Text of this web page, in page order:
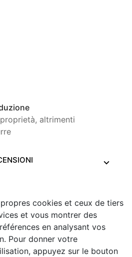
altrimenti
cookies et ceux de tiers
et vous montrer des
en analysant vos
Pour donner votre
appuyez sur le bouton